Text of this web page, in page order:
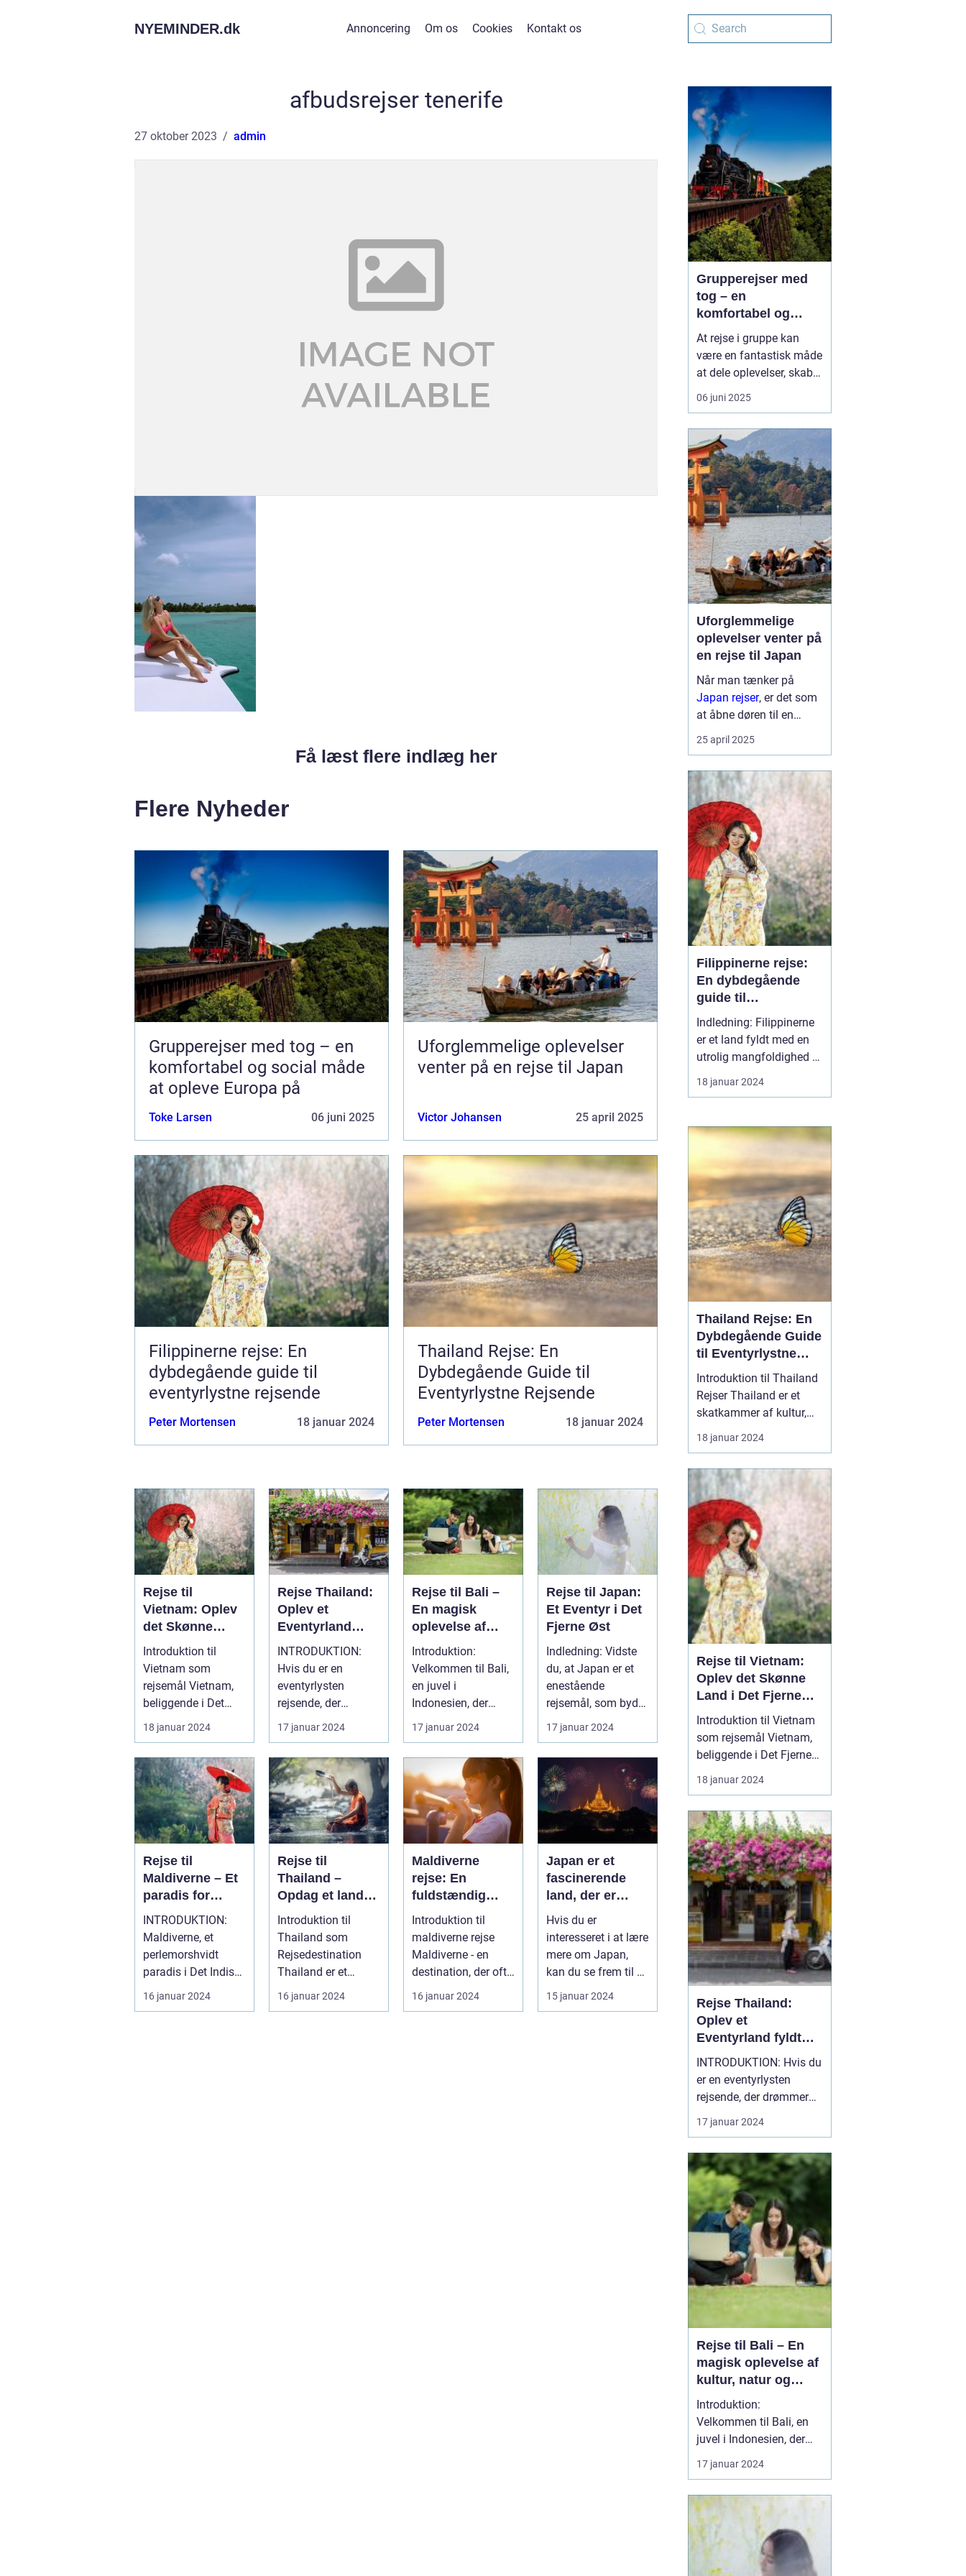
NYEMINDER.dk Annoncering Om os Cookies Kontakt os
afbudsrejser tenerife
27 oktober 2023 admin
Få læst flere indlæg her
Flere Nyheder
Grupperejser med tog – en
komfortabel og social måde
at opleve Europa på
Toke Larsen 06 juni 2025
Uforglemmelige oplevelser
venter på en rejse til Japan
Victor Johansen 25 april 2025
Filippinerne rejse: En
dybdegående guide til
eventyrlystne rejsende
Peter Mortensen 18 januar 2024
Thailand Rejse: En
Dybdegående Guide til
Eventyrlystne Rejsende
Peter Mortensen 18 januar 2024
Rejse til
Vietnam: Oplev
det Skønne
Land i Det
Fjerne Østen
Introduktion til
Vietnam som
rejsemål Vietnam,
beliggende i Det
Fjerne Østen, er et
land med en rig...
18 januar 2024
Rejse Thailand:
Oplev et
Eventyrland
fyldt med
Historie og
Skønhed
INTRODUKTION:
Hvis du er en
eventyrlysten
rejsende, der
drømmer om at
opleve smukke
strande, rig ku...
17 januar 2024
Rejse til Bali –
En magisk
oplevelse af
kultur, natur og
eventyr
Introduktion:
Velkommen til Bali,
en juvel i
Indonesien, der
byder på en unik
rejseoplevelse fyldt
m...
17 januar 2024
Rejse til Japan:
Et Eventyr i Det
Fjerne Øst
Indledning: Vidste
du, at Japan er et
enestående
rejsemål, som byder
på en udfordrende
blanding af t...
17 januar 2024
Rejse til
Maldiverne – Et
paradis for
eventyrlystne
rejsende
INTRODUKTION:
Maldiverne, et
perlemorshvidt
paradis i Det Indiske
Ocean, har længe
været en
16 januar 2024
Rejse til
Thailand –
Opdag et land
fyldt med
skønhed og
kultur
Introduktion til
Thailand som
Rejsedestination
Thailand er et
smukt og
fascinerende land
16 januar 2024
Maldiverne
rejse: En
fuldstændig
guide til et
paradis på
jorden
Introduktion til
maldiverne rejse
Maldiverne - en
destination, der ofte
bringer billeder af
snehvid...
16 januar 2024
Japan er et
fascinerende
land, der er
kendt for sin
rige kultur,
traditioner og
naturlandskaber
Hvis du er
interesseret i at lære
mere om Japan,
kan du se frem til en
rejse gennem
historien, smage...
15 januar 2024
Grupperejser med
tog – en
komfortabel og
social måde at
opleve Europa på
At rejse i gruppe kan
være en fantastisk måde
at dele oplevelser, skabe
minder og styrke
relationer – hvad enten
venner, kolleger eller
foreninger. I stedet for at
vælge bus eller fly som
transportmiddel, v...
06 juni 2025
Uforglemmelige
oplevelser venter på
en rejse til Japan
Når man tænker på
Japan rejser, er det som
at åbne døren til en
verden af kontraster og
fortryllende oplevelser.
25 april 2025
Filippinerne rejse:
En dybdegående
guide til
eventyrlystne
rejsende
Indledning: Filippinerne
er et land fyldt med en
utrolig mangfoldighed af
naturskønhed og kulturel
rigdom. Fra de smukke
imponerende bjerge og
skovområder, er
Filippinerne et rejsemål,
der kan tilbyde noget for
enhver event...
18 januar 2024
Thailand Rejse: En
Dybdegående Guide
til Eventyrlystne
Rejsende
Introduktion til Thailand
Rejser Thailand er et
skatkammer af kultur,
smukke strande,
historiske monumenter
land i Sydøstasien har i
årtier tiltrukket rejsende
fra hele verden, og det er
ikke svært at forstå
hvorfor. En rej...
18 januar 2024
Rejse til Vietnam:
Oplev det Skønne
Land i Det Fjerne
Østen
Introduktion til Vietnam
som rejsemål Vietnam,
beliggende i Det Fjerne
Østen, er et land med en
rig kultur, smukke
fascinerende historie.
Det er blevet et populært
rejsemål for
eventyrlystne rejsende,
der ønsker at opleve en
unik bl...
18 januar 2024
Rejse Thailand:
Oplev et
Eventyrland fyldt
med Historie og
Skønhed
INTRODUKTION: Hvis du
er en eventyrlysten
rejsende, der drømmer
om at opleve smukke
strande, rig kultur,
en fascinerende historie,
så er en rejse til Thailand
et absolut must. Dette
sydøstasiatiske land, der
ligger mellem Indien...
17 januar 2024
Rejse til Bali – En
magisk oplevelse af
kultur, natur og
eventyr
Introduktion:
Velkommen til Bali, en
juvel i Indonesien, der
byder på en unik
rejseoplevelse fyldt med
spektakulær natur og
uforglemmelige eventyr.
Uanset om du er en
erfaren rejsende eller
17 januar 2024